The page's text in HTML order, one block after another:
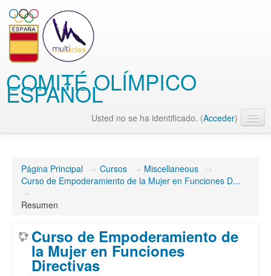
COMITÉ OLÍMPICO
ESPAÑOL
Usted no se ha identificado. (Acceder)
Página Principal → Cursos → Miscellaneous →
Curso de Empoderamiento de la Mujer en Funciones D...
→
Resumen
Curso de Empoderamiento de
la Mujer en Funciones
Directivas